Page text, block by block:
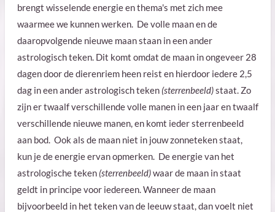
brengt wisselende energie en thema's met zich mee
waarmee we kunnen werken. Devolle maan en de
daaropvolgende nieuwe maan staan in een ander
astrologisch teken. Dit komt omdat de maan in ongeveer 28
dagen door de dierenriem heen reist en hierdoor iedere 2,5
dag in een ander astrologisch teken (sterrenbeeld)staat. Zo
zijn er twaalf verschillende volle manen in een jaar en twaalf
verschillende nieuwe manen, en komt ieder sterrenbeeld
aan bod. Ook als de maan niet in jouw zonneteken staat,
kun je de energie ervan opmerken. De energie van het
astrologische teken (sterrenbeeld)waar de maan in staat
geldt in principe voor iedereen. Wanneerde maan
bijvoorbeeld in het teken van de leeuw staat, dan voelt niet